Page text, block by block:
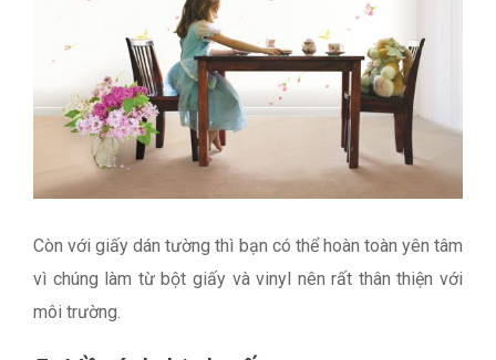
Còn với giấy dán tường thì bạn có thể hoàn toàn yên tâm
vì chúng làm từ bột giấy và vinyl nên rất thân thiện với
môi trường.